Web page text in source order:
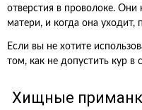
отверстия в проволоке.
матери, и когда она уходит,
Если вы не хотите
том, как не допустить кур в
Хищные